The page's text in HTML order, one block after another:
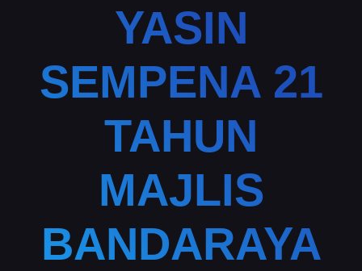
YASIN
SEMPENA 21
TAHUN
MAJLIS
BANDARAYA